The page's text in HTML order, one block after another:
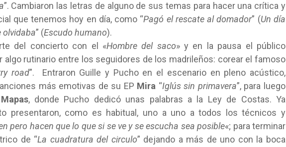
”. Cambiaron las letras de alguno de sus temas para hacer una crítica y
que tenemos hoy en día, como “Pagó el rescate al domador” (Un día
olvidaba” (Escudo humano).
del concierto con el «Hombre del saco» y en la pausa el público
algo rutinario entre los seguidores de los madrileños: corear el famoso
road”. Entraron Guille y Pucho en el escenario en pleno acústico,
más emotivas de su EP Mira “Iglús sin primavera”, para luego
Mapas, donde Pucho dedicó unas palabras a la Ley de Costas. Ya
presentaron, como es habitual, uno a uno a todos los técnicos y
pero hacen que lo que si se ve y se escucha sea posible«; para terminar
de “La cuadratura del circulo” dejando a más de uno con la boca